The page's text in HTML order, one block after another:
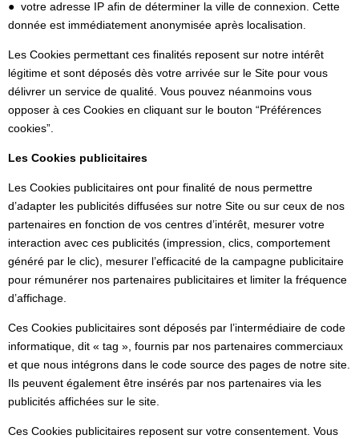
● votre adresse IP afin de déterminer la ville de connexion. Cette
donnée est immédiatement anonymisée après localisation.
Les Cookies permettant ces finalités reposent sur notre intérêt
légitime et sont déposés dès votre arrivée sur le Site pour vous
délivrer un service de qualité. Vous pouvez néanmoins vous
opposer à ces Cookies en cliquant sur le bouton “Préférences
cookies”.
Les Cookies publicitaires
Les Cookies publicitaires ont pour finalité de nous permettre
d’adapter les publicités diffusées sur notre Site ou sur ceux de nos
partenaires en fonction de vos centres d’intérêt, mesurer votre
interaction avec ces publicités (impression, clics, comportement
généré par le clic), mesurer l’efficacité de la campagne publicitaire
pour rémunérer nos partenaires publicitaires et limiter la fréquence
d’affichage.
Ces Cookies publicitaires sont déposés par l’intermédiaire de code
informatique, dit « tag », fournis par nos partenaires commerciaux
et que nous intégrons dans le code source des pages de notre site.
Ils peuvent également être insérés par nos partenaires via les
publicités affichées sur le site.
Ces Cookies publicitaires reposent sur votre consentement. Vous